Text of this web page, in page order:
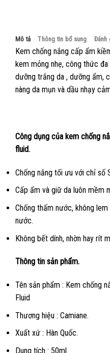
Mô tả Thông tin bổ sung Đánh
Kem chống nắng cấp ẩm
kem mỏng nhẹ, công thức
dưỡng trắng da , dưỡng ẩm,
nàng da mụn và dầu nhạy
Công dụng của kem chống
fluid.
Chống nắng tối ưu với chỉ số
Cấp ẩm và giữ da luôn mềm
Chống thấm nước, không
nước.
Không bết dính, nhờn hay rít
Thông tin sản phẩm.
Tên sản phẩm : Kem chống
Fluid
Thương hiệu : Camiane.
Xuất xứ : Hàn Quốc.
Dung tích : 50ml.